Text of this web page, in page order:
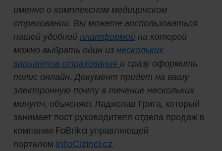
именно о комплексном медицинском
страховании. Вы можете воспользоваться
нашей удобной платформойна которой
можно выбрать один из нескольких
вариантов страхования и сразу оформить
полис онлайн. Документ придет на вашу
электронную почту в течение нескольких
минут», объясняет Ладислав Грига, который
занимает пост руководителя отдела продаж в
компании FaBrika управляющей
порталом InfoCizinci.cz.